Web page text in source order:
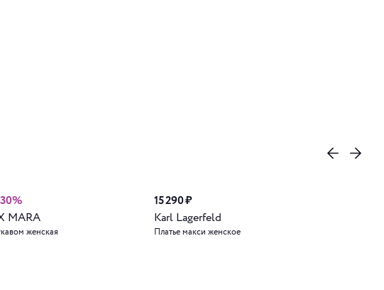
MARA
женская
15 290 ₽
Karl Lagerfeld
Платье макси женское